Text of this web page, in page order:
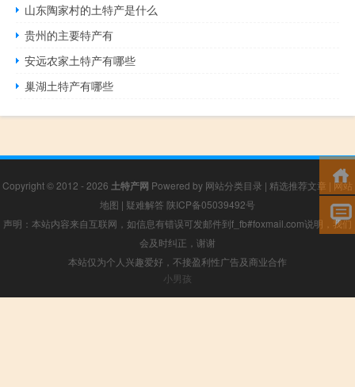
山东陶家村的土特产是什么
贵州的主要特产有
安远农家土特产有哪些
巢湖土特产有哪些
Copyright © 2012 - 2026 土特产网 Powered by 网站分类目录 | 精选推荐文章 | 网站
地图 | 疑难解答 陕ICP备05039492号
声明：本站内容来自互联网，如信息有错误可发邮件到f_fb#foxmail.com说明，我们
会及时纠正，谢谢
本站仅为个人兴趣爱好，不接盈利性广告及商业合作
小男孩